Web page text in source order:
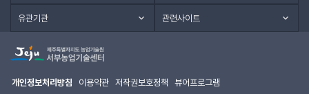
유관기관 관련사이트
개인정보처리방침 이용약관 저작권보호정책 뷰어프로그램